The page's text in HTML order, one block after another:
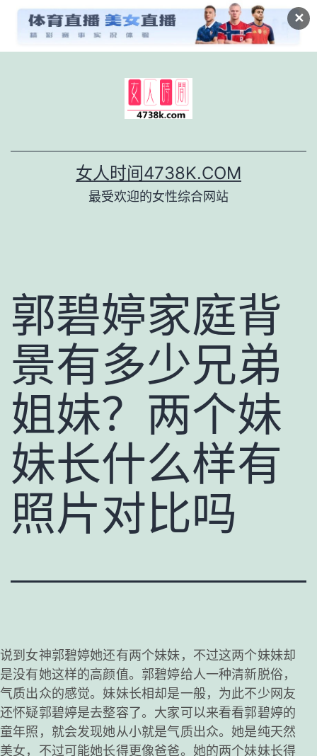
✕
女人时间4738K.COM
最受欢迎的女性综合网站
郭碧婷家庭背
景有多少兄弟
姐妹？两个妹
妹长什么样有
照片对比吗
说到女神郭碧婷她还有两个妹妹，不过这两个妹妹却
是没有她这样的高颜值。郭碧婷给人一种清新脱俗，
气质出众的感觉。妹妹长相却是一般，为此不少网友
还怀疑郭碧婷是去整容了。大家可以来看看郭碧婷的
童年照，就会发现她从小就是气质出众。她是纯天然
美女，不过可能她长得更像爸爸。她的两个妹妹长得